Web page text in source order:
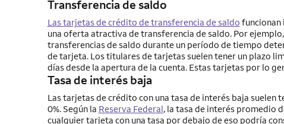
Transferencia de saldo
Las tarjetas de crédito de transferencia de saldo funcionan
una oferta atractiva de transferencia de saldo. Por
transferencias de saldo durante un período de tiempo
de tarjeta. Los titulares de tarjetas suelen tener un plazo
días desde la apertura de la cuenta. Estas tarjetas por lo
Tasa de interés baja
Las tarjetas de crédito con una tasa de interés baja
0%. Según la Reserva Federal, la tasa de interés promedio
cualquier tarjeta con una tasa por debajo de eso podría